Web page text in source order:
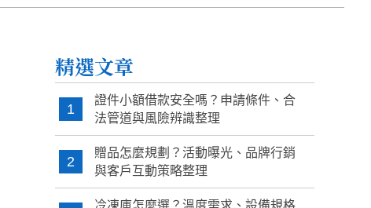
精選文章
1
證件小額借款安全嗎？申請條件、合
法管道與風險辨識整理
2
贈品怎麼規劃？活動曝光、品牌行銷
與客戶互動策略整理
冷凍庫怎麼選？溫度需求、設備規格